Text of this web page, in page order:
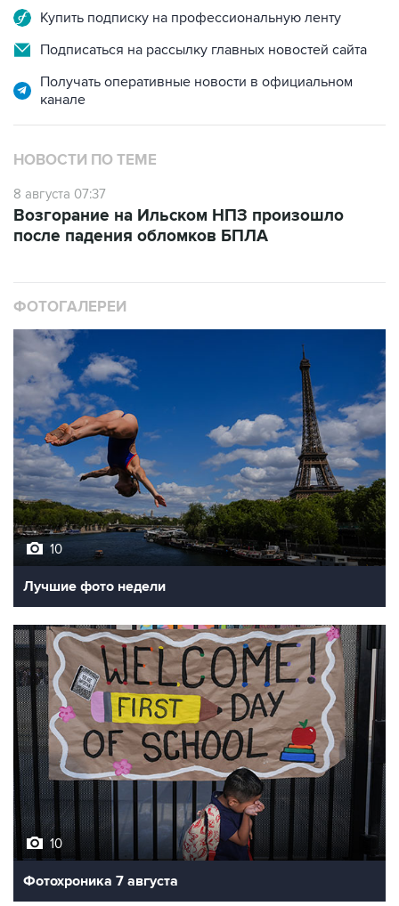
Купить подписку на профессиональную ленту
Подписаться на рассылку главных новостей сайта
Получать оперативные новости в официальном
канале
НОВОСТИ ПО ТЕМЕ
8 августа 07:37
Возгорание на Ильском НПЗ произошло
после падения обломков БПЛА
ФОТОГАЛЕРЕИ
10
Лучшие фото недели
10
Фотохроника 7 августа